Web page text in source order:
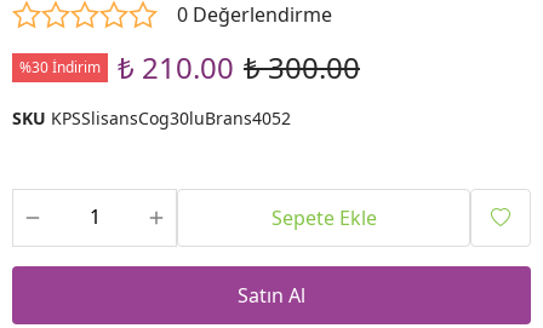
0 Değerlendirme
%30 İndirim ₺ 210.00 ₺ 300.00
SKU KPSSlisansCog30luBrans4052
Sepete Ekle
Satın Al